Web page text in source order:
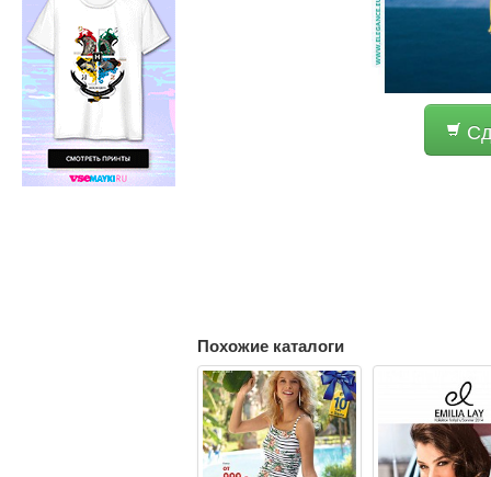
Похожие каталоги